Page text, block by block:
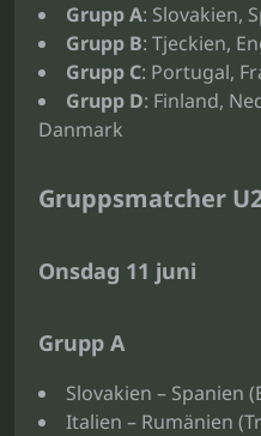
Grupp A: Slovakien,
Grupp B: Tjeckien,
Grupp C: Portugal,
Grupp D: Finland,
Danmark
Gruppsmatcher
Onsdag 11 juni
Grupp A
Slovakien – Spanien
Italien – Rumänien